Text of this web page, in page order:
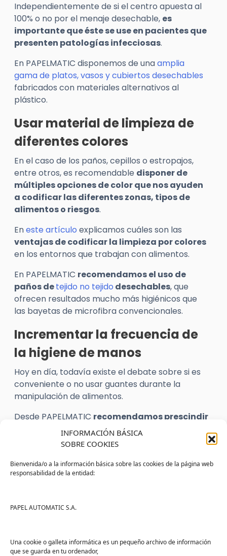
INFORMACIÓN BÁSICA
SOBRE COOKIES
Bienvenida/o a la información básica sobre las cookies de la página web
responsabilidad de la entidad:
PAPEL AUTOMATIC S.A.
Una cookie o galleta informática es un pequeño archivo de información
que se guarda en tu ordenador,
Independientemente de si el centro apuesta al
100% o no por el menaje desechable, es
importante que éste se use en pacientes que
presenten patologías infecciosas.
En PAPELMATIC disponemos de unaamplia
gama de platos, vasos y cubiertos desechables
fabricados con materiales alternativos al
plástico.
Usar material de limpieza de
diferentes colores
En el caso de los paños, cepillos o estropajos,
entre otros, es recomendable disponer de
múltiples opciones de color que nos ayuden
a codificar las diferentes zonas, tipos de
alimentos o riesgos.
Eneste artículo explicamos cuáles son las
ventajas de codificar la limpieza por colores
en los entornos que trabajan con alimentos.
En PAPELMATIC recomendamos el uso de
paños detejido no tejido desechables, que
ofrecen resultados mucho más higiénicos que
las bayetas de microfibra convencionales.
Incrementar la frecuencia de
la higiene de manos
Hoy en día, todavía existe el debate sobre si es
conveniente o no usar guantes durante la
manipulación de alimentos.
Desde PAPELMATIC recomendamos prescindir
de los guantes e incrementar la frecuencia
en que lavamos las manos con agua y con
Eneste artículopuedes consultar
recomendaciones para la